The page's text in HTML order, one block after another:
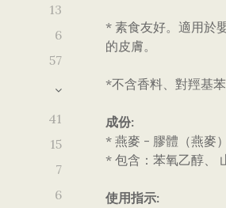
13
6
57
41
15
7
6
* 素食友好。適用於
的皮膚。
*不含香料、對羥基
成份:
* 燕麥 - 膠體（燕麥
* 包含：苯氧乙醇、
使用指示: